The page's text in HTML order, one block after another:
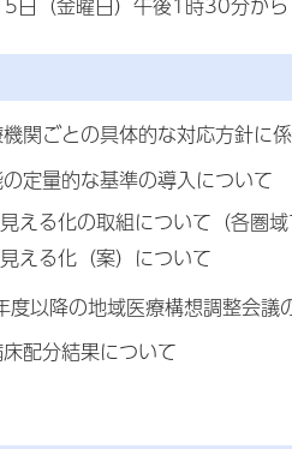
機関ごとの具体的な対応方針に
の定量的な基準の導入について
える化の取組について（各圏域
える化（案）について
度以降の地域医療構想調整会議
床配分結果について